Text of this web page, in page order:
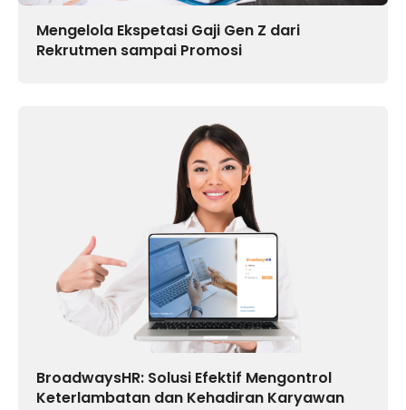
Mengelola Ekspetasi Gaji Gen Z dari
Rekrutmen sampai Promosi
BroadwaysHR: Solusi Efektif Mengontrol
Keterlambatan dan Kehadiran Karyawan